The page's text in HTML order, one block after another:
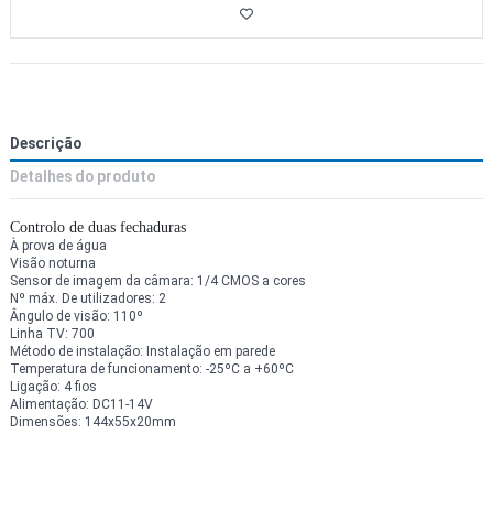
Descrição
Detalhes do produto
Controlo de duas fechaduras
À prova de água
Visão noturna
Sensor de imagem da câmara: 1/4 CMOS a cores
Nº máx. De utilizadores: 2
Ângulo de visão: 110º
Linha TV: 700
Método de instalação: Instalação em parede
Temperatura de funcionamento: -25ºC a +60ºC
Ligação: 4 fios
Alimentação: DC11-14V
Dimensões: 144x55x20mm